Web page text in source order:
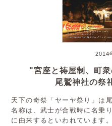
2014
"宮座と祷屋制、町
尾鷲神社の
天下の奇祭「ヤーヤ祭り」は
名称は、武士が合戦時に名乗
に由来するといわれています